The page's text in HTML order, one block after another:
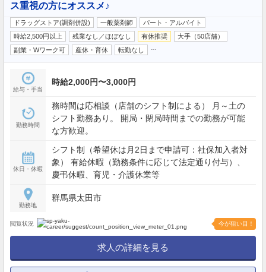
ス重視の方にオススメ♪
ドラッグストア(調剤併設) 一般薬剤師
パート・アルバイト
時給2,500円以上
残業なし／ほぼなし 有休推奨
大手（50店舗）
副業・Wワーク可
産休・育休 転勤なし
給与・手当
時給2,000円〜3,000円
勤務時間
務時間は応相談（店舗のシフト制による） 月～土の
シフト勤務あり。 開局・閉局時間までの勤務が可能
な方歓迎。
休日・休暇
シフト制（希望休は月2日まで申請可：社保加入者対
象） 有給休暇（勤務条件に応じて法定通り付与）、
慶弔休暇、育児・介護休業等
勤務地
群馬県太田市
閲覧状況 今が狙い目！
求人の詳細を見る